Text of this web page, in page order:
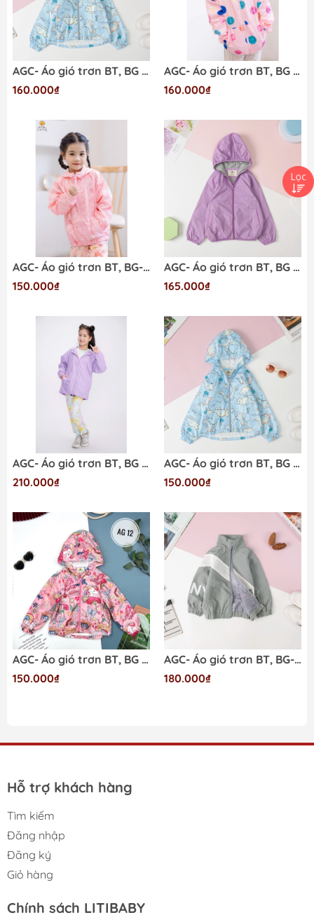
AGC- Áo gió trơn BT, BG 6/10
160.000₫
AGC- Áo gió trơn BT, BG 6/10
160.000₫
AGC- Áo gió trơn BT, BG- 1/5
150.000₫
AGC- Áo gió trơn BT, BG chun kẹp 2/7
165.000₫
AGC- Áo gió trơn BT, BG BT 8/16
210.000₫
AGC- Áo gió trơn BT, BG 1/5
150.000₫
AGC- Áo gió trơn BT, BG 1/5
150.000₫
AGC- Áo gió trơn BT, BG- Tono 2/6
180.000₫
Hỗ trợ khách hàng
Tìm kiếm
Đăng nhập
Đăng ký
Giỏ hàng
Chính sách LITIBABY